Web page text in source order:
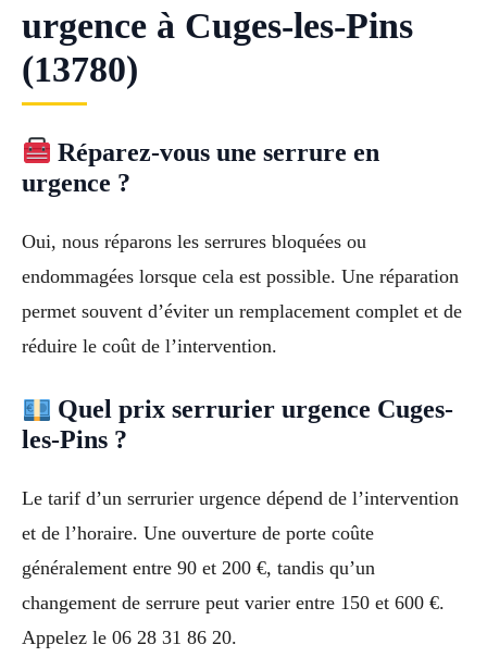
urgence à Cuges-les-Pins
(13780)
Réparez-vous une serrure en
urgence ?
Oui, nous réparons les serrures bloquées ou
endommagées lorsque cela est possible. Une réparation
permet souvent d’éviter un remplacement complet et de
réduire le coût de l’intervention.
Quel prix serrurier urgence Cuges-
les-Pins ?
Le tarif d’un serrurier urgence dépend de l’intervention
et de l’horaire. Une ouverture de porte coûte
généralement entre 90 et 200 €, tandis qu’un
changement de serrure peut varier entre 150 et 600 €.
Appelez le 06 28 31 86 20.